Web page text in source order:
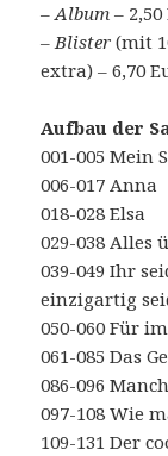
–Album –
–Blister (mit
extra) – 6,70
Aufbau der
001-005 Mein
006-017 Anna
018-028 Elsa
029-038 Alles
039-049 Ihr
einzigartig
050-060 Für
061-085 Das
086-096
097-108 Wie
109-131 Der